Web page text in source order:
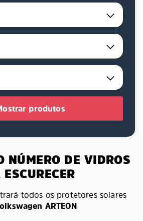
produtos
NÚMERO DE VIDROS
todos os protetores solares
ARTEON